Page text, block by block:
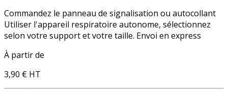
Commandez le panneau de signalisation ou autocollant
Utiliser l'appareil respiratoire autonome, sélectionnez
selon votre support et votre taille. Envoi en express
À partir de
3,90 € HT